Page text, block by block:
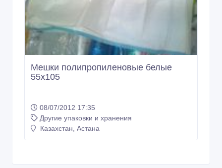
Мешки полипропиленовые белые
55х105
08/07/2012 17:35
Другие упаковки и хранения
Казахстан, Астана